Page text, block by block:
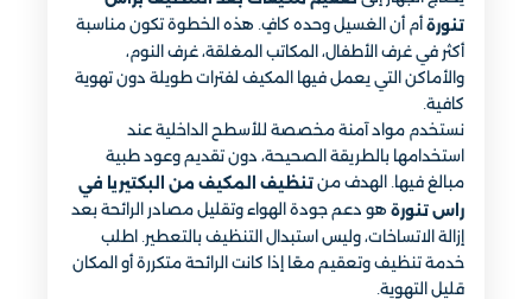
تنورة أم أن الغسيل وحده كافٍ. هذه الخطوة تكون مناسبة
أكثر في غرف الأطفال، المكاتب المغلقة، غرف النوم،
والأماكن التي يعمل فيها المكيف لفترات طويلة دون تهوية
كافية.
نستخدم مواد آمنة مخصصة للأسطح الداخلية عند
استخدامها بالطريقة الصحيحة، دون تقديم وعود طبية
مبالغ فيها. الهدف من تنظيف المكيف من البكتيريا في
راس تنورة هو دعم جودة الهواء وتقليل مصادر الرائحة بعد
إزالة الاتساخات، وليس استبدال التنظيف بالتعطير. اطلب
خدمة تنظيف وتعقيم معًا إذا كانت الرائحة متكررة أو المكان
قليل التهوية.